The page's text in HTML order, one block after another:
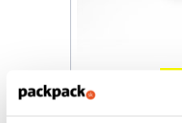
Baliaci papier na